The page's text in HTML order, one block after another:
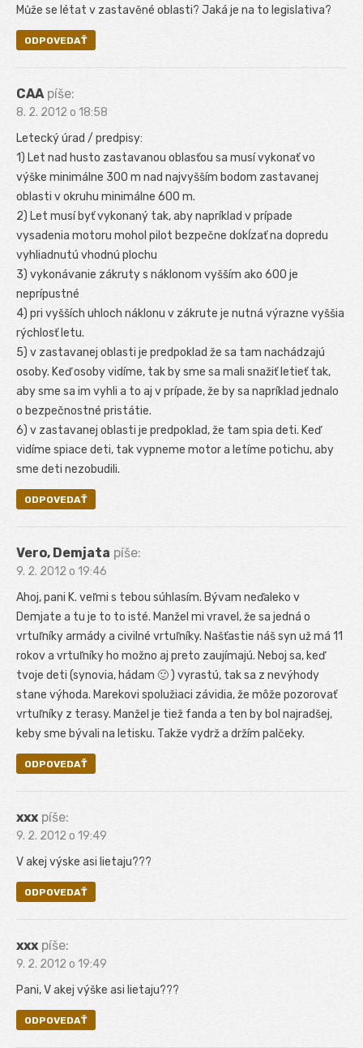
Může se létat v zastavěné oblasti? Jaká je na to legislativa?
ODPOVEDAŤ
CAA píše:
8. 2. 2012 o 18:58
Letecký úrad / predpisy:
1) Let nad husto zastavanou oblasťou sa musí vykonať vo
výške minimálne 300 m nad najvyšším bodom zastavanej
oblasti v okruhu minimálne 600 m.
2) Let musí byť vykonaný tak, aby napríklad v prípade
vysadenia motoru mohol pilot bezpečne dokĺzať na dopredu
vyhliadnutú vhodnú plochu
3) vykonávanie zákruty s náklonom vyšším ako 600 je
neprípustné
4) pri vyšších uhloch náklonu v zákrute je nutná výrazne vyššia
rýchlosť letu.
5) v zastavanej oblasti je predpoklad že sa tam nachádzajú
osoby. Keď osoby vidíme, tak by sme sa mali snažiť letieť tak,
aby sme sa im vyhli a to aj v prípade, že by sa napríklad jednalo
o bezpečnostné pristátie.
6) v zastavanej oblasti je predpoklad, že tam spia deti. Keď
vidíme spiace deti, tak vypneme motor a letíme potichu, aby
sme deti nezobudili.
ODPOVEDAŤ
Vero, Demjata píše:
9. 2. 2012 o 19:46
Ahoj, pani K. veľmi s tebou súhlasím. Bývam neďaleko v
Demjate a tu je to to isté. Manžel mi vravel, že sa jedná o
vrtuľníky armády a civilné vrtuľníky. Našťastie náš syn už má 11
rokov a vrtuľníky ho možno aj preto zaujímajú. Neboj sa, keď
tvoje deti (synovia, hádam 🙂 ) vyrastú, tak sa z nevýhody
stane výhoda. Marekovi spolužiaci závidia, že môže pozorovať
vrtuľníky z terasy. Manžel je tiež fanda a ten by bol najradšej,
keby sme bývali na letisku. Takže vydrž a držím palčeky.
ODPOVEDAŤ
xxx píše:
9. 2. 2012 o 19:49
V akej výske asi lietaju???
ODPOVEDAŤ
xxx píše:
9. 2. 2012 o 19:49
Pani, V akej výške asi lietaju???
ODPOVEDAŤ